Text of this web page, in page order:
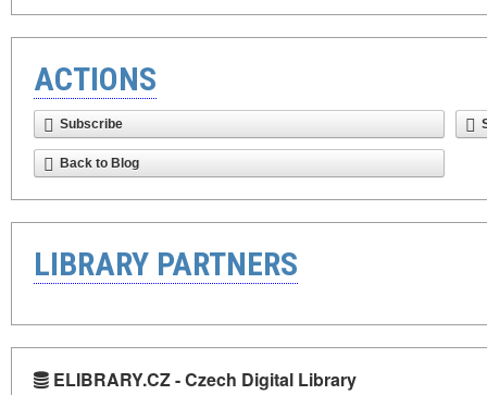
ACTIONS
Subscribe
Back to Blog
LIBRARY PARTNERS
ELIBRARY.CZ - Czech Digital Library